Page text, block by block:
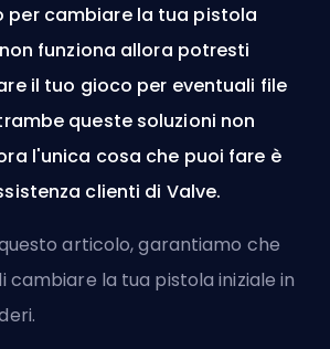
per cambiare la tua pistola
funziona allora potresti
il tuo gioco per eventuali file
queste soluzioni non
l'unica cosa che puoi fare è
clienti di Valve.
articolo, garantiamo che
cambiare la tua pistola iniziale in